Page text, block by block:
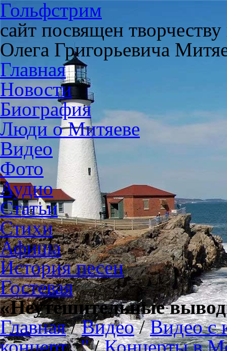
Гольфстрим
сайт посвящен
Олега Григорьевича
Главная
Новости
Биография
Люди о Митяеве
Видео
Фото
Аудио
Статьи
Стихи
Афиша
История песен
Гостевая
«Неутешительные
Главная/Видео/Видео с